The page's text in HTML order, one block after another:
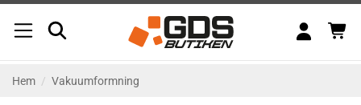
Hem / Vakuumformning